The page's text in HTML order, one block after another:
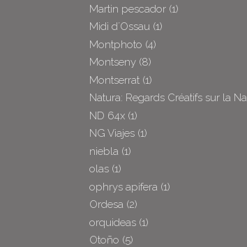
Martin pescador (1)
Midi d´Ossau (1)
Montphoto (4)
Montseny (8)
Montserrat (1)
Natura: Regards Créatifs sur la
ND 64x (1)
NG Viajes (1)
niebla (1)
olas (1)
ophrys apifera (1)
Ordesa (2)
orquideas (1)
Otoño (5)